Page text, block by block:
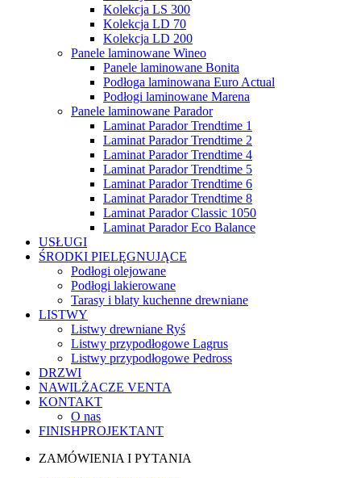
Kolekcja LS 300
Kolekcja LD 70
Kolekcja LD 200
Panele laminowane Wineo
Panele laminowane Bonita
Podłoga laminowana Euro Actual
Podłogi laminowane Marena
Panele laminowane Parador
Laminat Parador Trendtime 1
Laminat Parador Trendtime 2
Laminat Parador Trendtime 4
Laminat Parador Trendtime 5
Laminat Parador Trendtime 6
Laminat Parador Trendtime 8
Laminat Parador Classic 1050
Laminat Parador Eco Balance
USŁUGI
ŚRODKI PIELĘGNUJĄCE
Podłogi olejowane
Podłogi lakierowane
Tarasy i blaty kuchenne drewniane
LISTWY
Listwy drewniane Ryś
Listwy przypodłogowe Lagrus
Listwy przypodłogowe Pedross
DRZWI
NAWILŻACZE VENTA
KONTAKT
O nas
FINISHPROJEKTANT
ZAMÓWIENIA I PYTANIA